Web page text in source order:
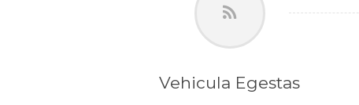
Vehicula Egestas